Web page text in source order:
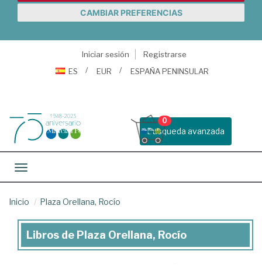
CAMBIAR PREFERENCIAS
Iniciar sesión
Registrarse
ES
EUR ESPAÑA PENINSULAR
Busqueda avanzada
0
Toggle navigation
Inicio Plaza Orellana, Rocío
Libros
Libros de Plaza Orellana, Rocío